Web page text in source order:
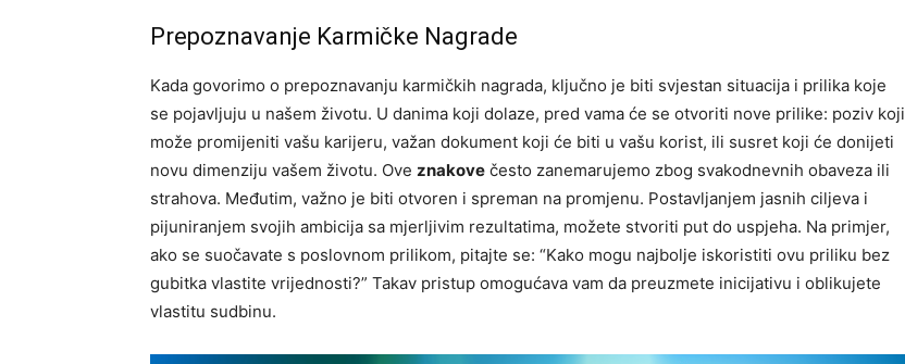
Prepoznavanje Karmičke Nagrade
Kada govorimo o prepoznavanju karmičkih nagrada, ključno je biti svjestan situacija i prilika koje
se pojavljuju u našem životu. U danima koji dolaze, pred vama će se otvoriti nove prilike: poziv koji
može promijeniti vašu karijeru, važan dokument koji će biti u vašu korist, ili susret koji će donijeti
novu dimenziju vašem životu. Ove znakove često zanemarujemo zbog svakodnevnih obaveza ili
strahova. Međutim, važno je biti otvoren i spreman na promjenu. Postavljanjem jasnih ciljeva i
pijuniranjem svojih ambicija sa mjerljivim rezultatima, možete stvoriti put do uspjeha. Na primjer,
ako se suočavate s poslovnom prilikom, pitajte se: “Kako mogu najbolje iskoristiti ovu priliku bez
gubitka vlastite vrijednosti?” Takav pristup omogućava vam da preuzmete inicijativu i oblikujete
vlastitu sudbinu.